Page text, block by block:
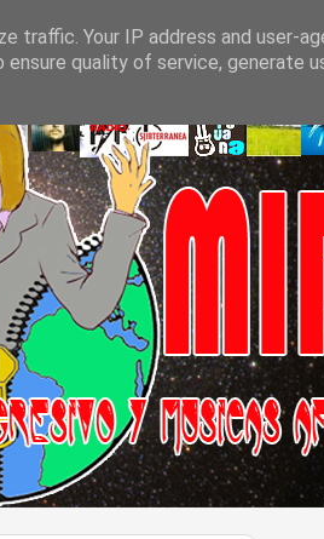
traffic. Your IP address and user-
quality of service, generate